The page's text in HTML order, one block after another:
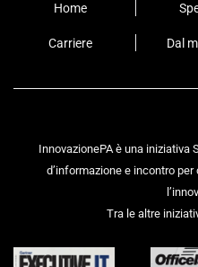
Home
Carriere Dal
InnovazionePA è una iniziativa
d’informazione e incontro
Tra le altre